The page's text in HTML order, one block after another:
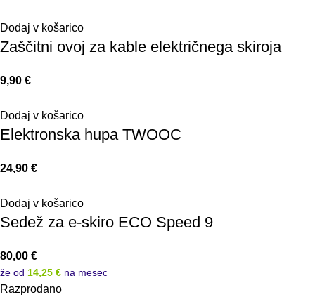
Dodaj v košarico
Zaščitni ovoj za kable električnega skiroja
9,90 €
Dodaj v košarico
Elektronska hupa TWOOC
24,90 €
Dodaj v košarico
Sedež za e-skiro ECO Speed 9
80,00 €
že od 14,25 € na mesec
Razprodano